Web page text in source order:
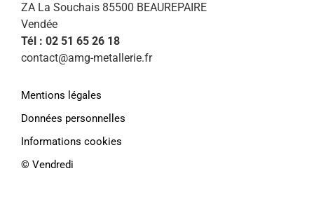
ZA La Souchais 85500 BEAUREPAIRE
Vendée
Tél : 02 51 65 26 18
contact@amg-metallerie.fr
Mentions légales
Données personnelles
Informations cookies
©️ Vendredi
Afin de vous proposer des services et
utilise des cookies. En continuant de
naviguer sur le site, vous déclarez
utilisation.
Paramétrer
En savoir plus